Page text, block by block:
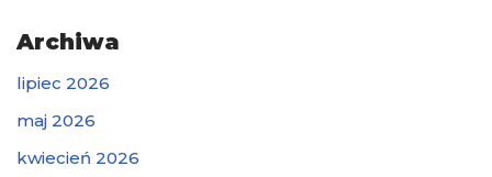
Archiwa
lipiec 2026
maj 2026
kwiecień 2026